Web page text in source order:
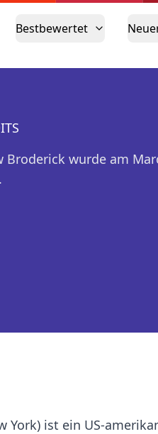
Bestbewertet
Broderick wurde am
.
York) ist ein US-